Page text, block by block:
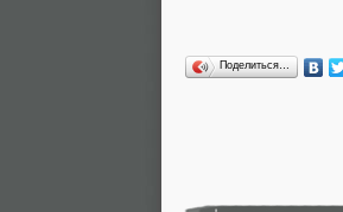
Поделиться…